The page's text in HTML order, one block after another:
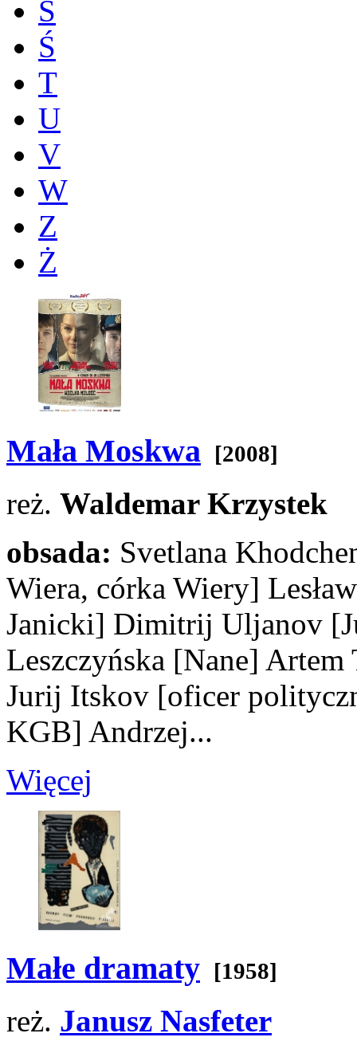
S
Ś
T
U
V
W
Z
Ż
Mała Moskwa [2008]
reż. Waldemar Krzystek
obsada: Svetlana
Wiera, córka Wiery]
Janicki] Dimitrij Uljanov
Leszczyńska [Nane] Artem
Jurij Itskov [oficer
KGB] Andrzej...
Więcej
Małe dramaty [1958]
reż. Janusz Nasfeter